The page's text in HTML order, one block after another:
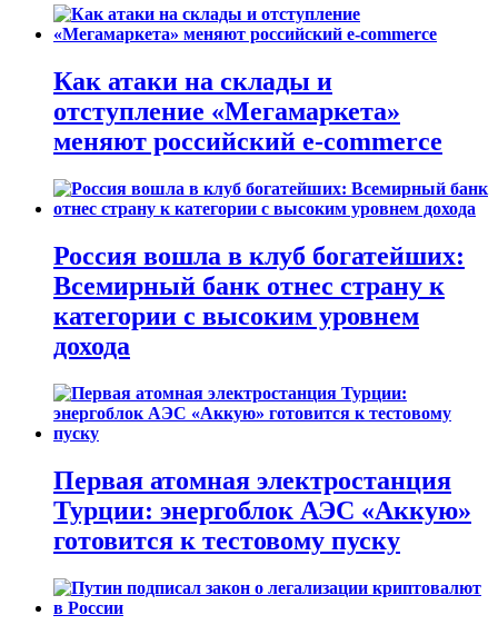
Как атаки на склады и
отступление «Мегамаркета»
меняют российский e-commerce
Россия вошла в клуб богатейших:
Всемирный банк отнес страну к
категории с высоким уровнем
дохода
Первая атомная электростанция
Турции: энергоблок АЭС «Аккую»
готовится к тестовому пуску